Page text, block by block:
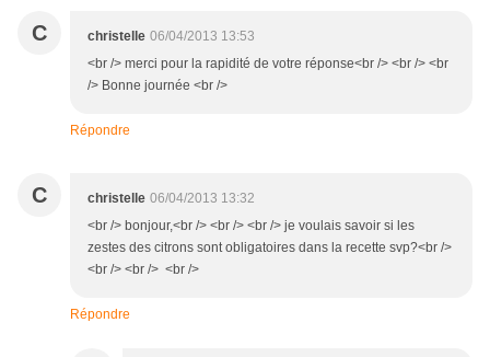
C christelle 06/04/2013 13:53
<br /> merci pour la rapidité de votre réponse<br /> <br /> <br
/> Bonne journée <br />
Répondre
C christelle 06/04/2013 13:32
<br /> bonjour,<br /> <br /> <br /> je voulais savoir si les
zestes des citrons sont obligatoires dans la recette svp?<br />
<br /> <br /> <br />
Répondre